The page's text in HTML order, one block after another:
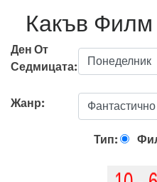
Какъв
Ден От
Седмицата:
Жанр:
Тип: